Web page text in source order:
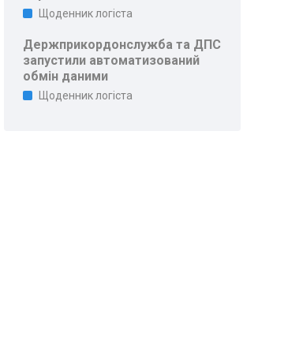
Щоденник логіста
Держприкордонслужба та ДПС
запустили автоматизований
обмін даними
Щоденник логіста